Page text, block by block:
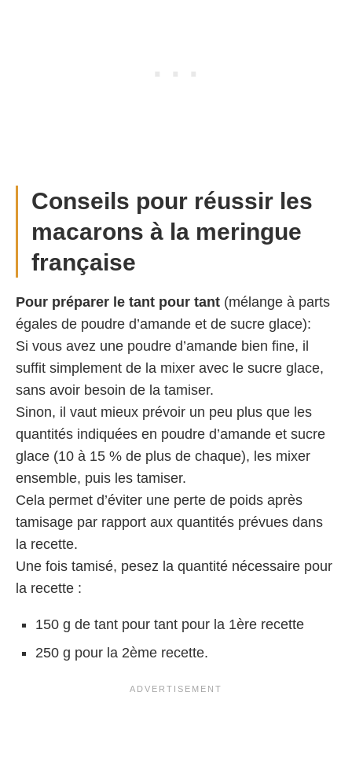
Conseils pour réussir les
macarons à la meringue
française
Pour préparer le tant pour tant (mélange à parts
égales de poudre d’amande et de sucre glace):
Si vous avez une poudre d’amande bien fine, il
suffit simplement de la mixer avec le sucre glace,
sans avoir besoin de la tamiser.
Sinon, il vaut mieux prévoir un peu plus que les
quantités indiquées en poudre d’amande et sucre
glace (10 à 15 % de plus de chaque), les mixer
ensemble, puis les tamiser.
Cela permet d’éviter une perte de poids après
tamisage par rapport aux quantités prévues dans
la recette.
Une fois tamisé, pesez la quantité nécessaire pour
la recette :
150 g de tant pour tant pour la 1ère recette
250 g pour la 2ème recette.